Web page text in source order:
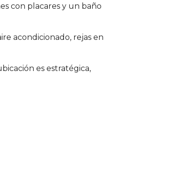
con placares y un baño
acondicionado, rejas en
es estratégica,